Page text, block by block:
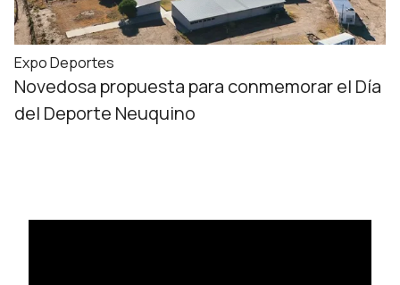
Expo Deportes
Novedosa propuesta para conmemorar el Día
del Deporte Neuquino